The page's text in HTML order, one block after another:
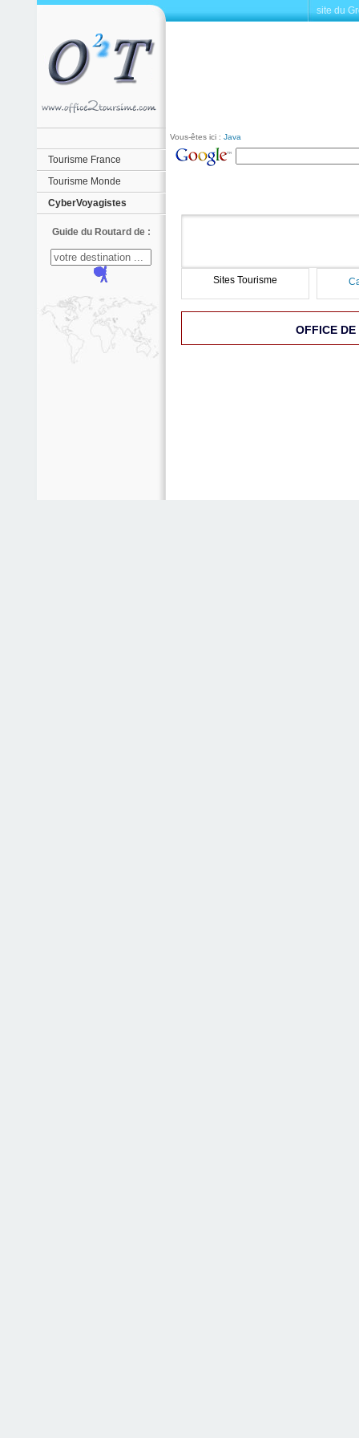
site du
Tourisme France
Tourisme Monde
CyberVoyagistes
Guide du Routard de :
Vous-êtes ici : Java
Sites Tourisme
OFFICE DE